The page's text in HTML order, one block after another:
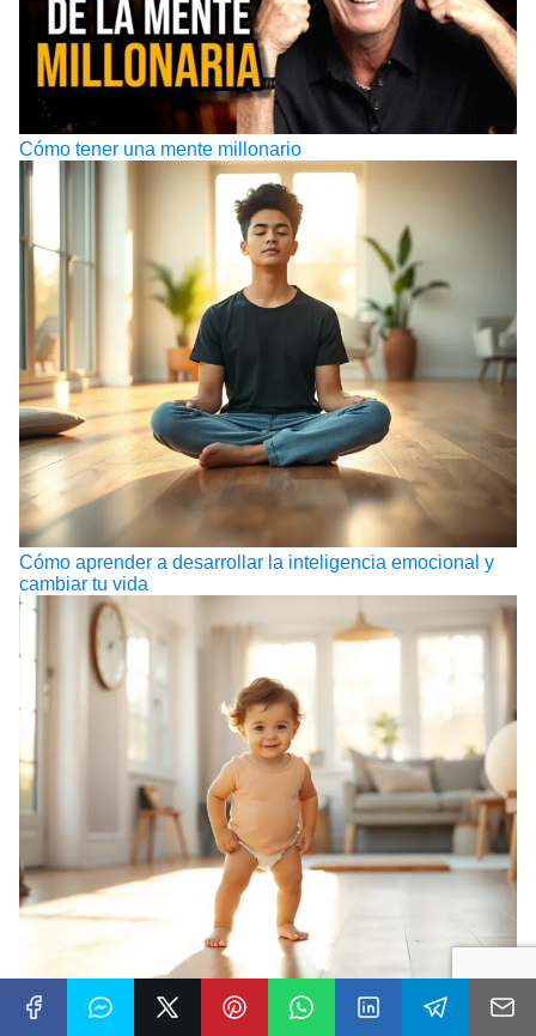
Cómo tener una mente millonario
Cómo aprender a desarrollar la inteligencia emocional y
cambiar tu vida
Mis primeros pasos en inteligencia emocional 3 para
preescolar